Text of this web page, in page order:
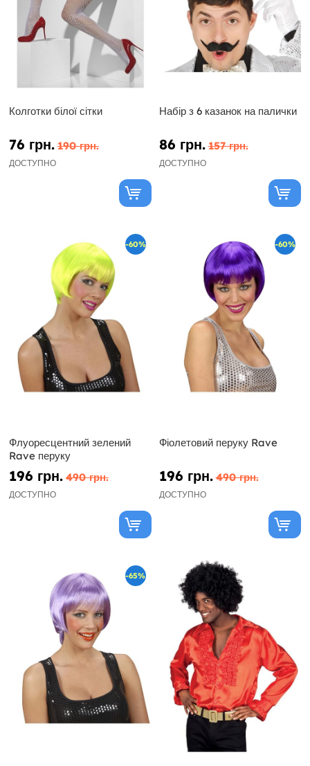
Колготки білої сітки
76 грн. 190 грн.
ДОСТУПНО
Набір з 6 казанок на палички
86 грн. 157 грн.
ДОСТУПНО
-60%
Флуоресцентний зелений
Rave перуку
196 грн. 490 грн.
ДОСТУПНО
-60%
Фіолетовий перуку Rave
196 грн. 490 грн.
ДОСТУПНО
-65%